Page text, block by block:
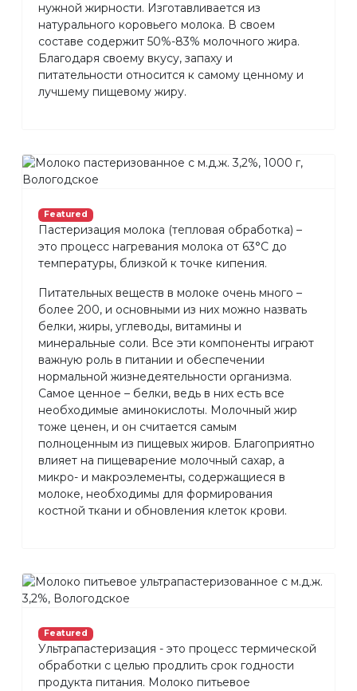
нужной жирности. Изготавливается из
натурального коровьего молока. В своем
составе содержит 50%-83% молочного жира.
Благодаря своему вкусу, запаху и
питательности относится к самому ценному и
лучшему пищевому жиру.
Featured
Пастеризация молока (тепловая обработка) –
это процесс нагревания молока от 63°С до
температуры, близкой к точке кипения.
Питательных веществ в молоке очень много –
более 200, и основными из них можно назвать
белки, жиры, углеводы, витамины и
минеральные соли. Все эти компоненты играют
важную роль в питании и обеспечении
нормальной жизнедеятельности организма.
Самое ценное – белки, ведь в них есть все
необходимые аминокислоты. Молочный жир
тоже ценен, и он считается самым
полноценным из пищевых жиров. Благоприятно
влияет на пищеварение молочный сахар, а
микро- и макроэлементы, содержащиеся в
молоке, необходимы для формирования
костной ткани и обновления клеток крови.
Featured
Ультрапастеризация - это процесс термической
обработки с целью продлить срок годности
продукта питания. Молоко питьевое